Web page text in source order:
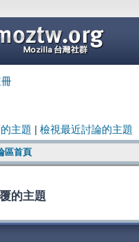
主題 檢視最近討論的主題
區首頁
的主題